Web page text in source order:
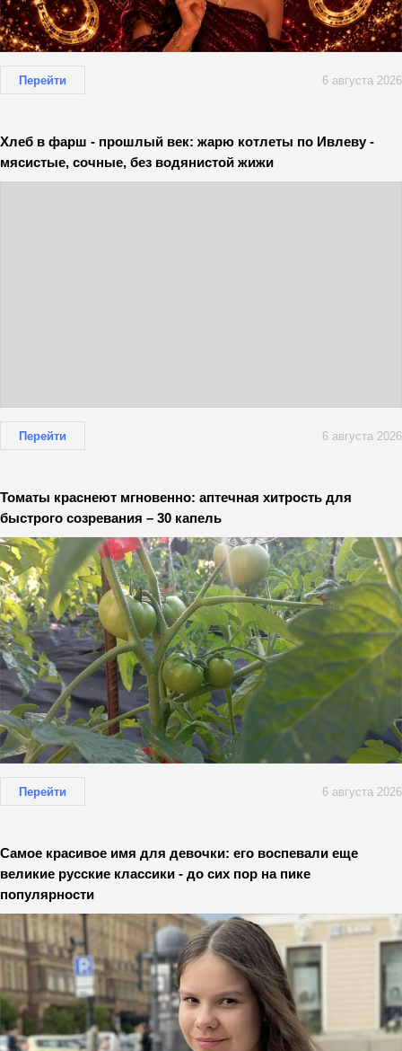
Перейти 6 августа 2026
Хлеб в фарш - прошлый век: жарю котлеты по Ивлеву -
мясистые, сочные, без водянистой жижи
Перейти 6 августа 2026
Томаты краснеют мгновенно: аптечная хитрость для
быстрого созревания – 30 капель
Перейти 6 августа 2026
Самое красивое имя для девочки: его воспевали еще
великие русские классики - до сих пор на пике
популярности